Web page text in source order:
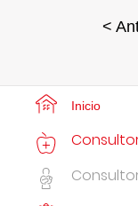
<
Inicio